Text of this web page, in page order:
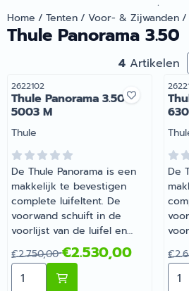
Home / Tenten/ Voor- & Zijwanden/
Thule Panorama 3.50
4 Artikelen
Artikelnummer
2622102
Thule Panorama 3.50
5003 M
Merk:
Thule
De Thule Panorama is een
makkelijk te bevestigen
complete luifeltent. De
voorwand schuift in de
voorlijst van de luifel en
klemprofielen verbinden de
zijwanden met het
luifeldoek. Een ritssluiting
Van 2 750,00 voor 2 530,00
€2.750,00€2.530,00
Aantal kiezen voor Thule
De